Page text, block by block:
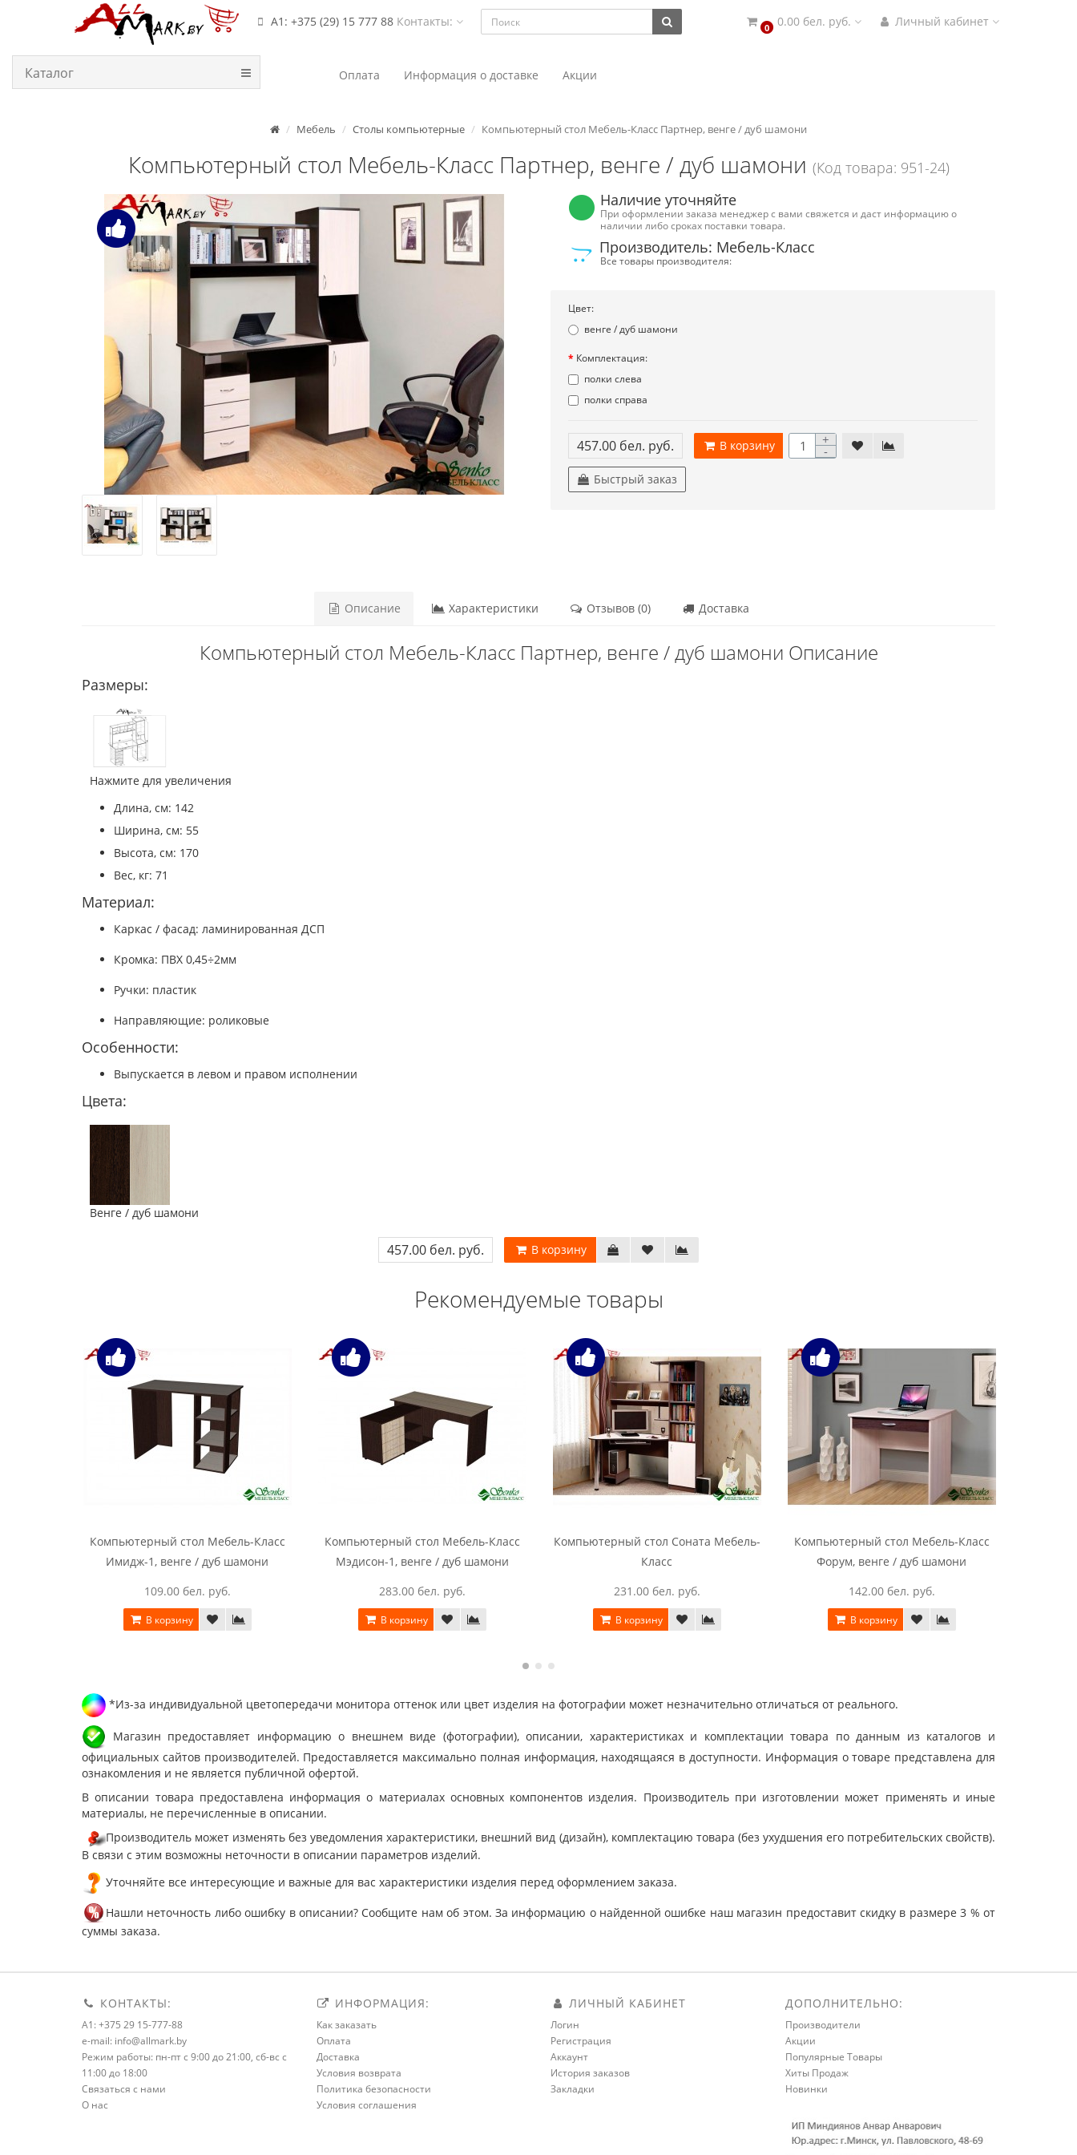
А1: +375 (29) 15 777 88 Контакты: 0 0.00 бел. руб. Личный кабинет
Каталог Оплата Информация о доставке Акции
Мебель Столы компьютерные Компьютерный стол Мебель-Класс Партнер, венге / дуб шамони
Компьютерный стол Мебель-Класс Партнер, венге / дуб шамони (Код товара: 951-24)
Наличие уточняйте
При оформлении заказа менеджер с вами свяжется и даст информацию о
наличии либо сроках поставки товара.
Производитель: Мебель-Класс
Все товары производителя:
Цвет:
венге / дуб шамони
Комплектация:
полки слева
полки справа
457.00 бел. руб. В корзину +
-
Быстрый заказ
Описание Характеристики Отзывов (0) Доставка
Компьютерный стол Мебель-Класс Партнер, венге / дуб шамони Описание
Размеры:
Нажмите для увеличения
Длина, см: 142
Ширина, см: 55
Высота, см: 170
Вес, кг: 71
Материал:
Каркас / фасад: ламинированная ДСП
Кромка: ПВХ 0,45÷2мм
Ручки: пластик
Направляющие: роликовые
Особенности:
Выпускается в левом и правом исполнении
Цвета:
Венге / дуб шамони
457.00 бел. руб. В корзину
Рекомендуемые товары
Компьютерный стол Мебель-Класс
Имидж-1, венге / дуб шамони
109.00 бел. руб.
В корзину
Компьютерный стол Мебель-Класс
Мэдисон-1, венге / дуб шамони
283.00 бел. руб.
В корзину
Компьютерный стол Соната Мебель-
Класс
231.00 бел. руб.
В корзину
Компьютерный стол Мебель-Класс
Форум, венге / дуб шамони
142.00 бел. руб.
В корзину
*Из-за индивидуальной цветопередачи монитора оттенок или цвет изделия на фотографии может незначительно отличаться от реального.
Магазин предоставляет информацию о внешнем виде (фотографии), описании, характеристиках и комплектации товара по данным из каталогов и
официальных сайтов производителей. Предоставляется максимально полная информация, находящаяся в доступности. Информация о товаре представлена для
ознакомления и не является публичной офертой.
В описании товара предоставлена информация о материалах основных компонентов изделия. Производитель при изготовлении может применять и иные
материалы, не перечисленные в описании.
Производитель может изменять без уведомления характеристики, внешний вид (дизайн), комплектацию товара (без ухудшения его потребительских свойств).
В связи с этим возможны неточности в описании параметров изделий.
Уточняйте все интересующие и важные для вас характеристики изделия перед оформлением заказа.
Нашли неточность либо ошибку в описании? Сообщите нам об этом. За информацию о найденной ошибке наш магазин предоставит скидку в размере 3 % от
суммы заказа.
КОНТАКТЫ:
A1: +375 29 15-777-88
e-mail: info@allmark.by
Режим работы: пн-пт с 9:00 до 21:00, сб-вс с
11:00 до 18:00
Связаться с нами
О нас
ИНФОРМАЦИЯ:
Как заказать
Оплата
Доставка
Условия возврата
Политика безопасности
Условия соглашения
ЛИЧНЫЙ КАБИНЕТ
Логин
Регистрация
Аккаунт
История заказов
Закладки
ДОПОЛНИТЕЛЬНО:
Производители
Акции
Популярные Товары
Хиты Продаж
Новинки